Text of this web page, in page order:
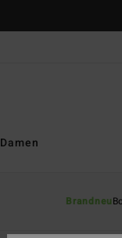
Brandneu
Damen